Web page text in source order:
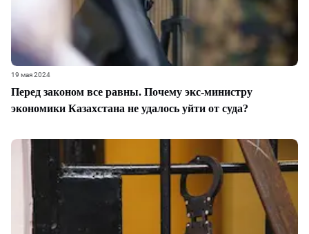
Перед законом все равны. Почему экс-министру
экономики Казахстана не удалось уйти от суда?
19 мая 2024